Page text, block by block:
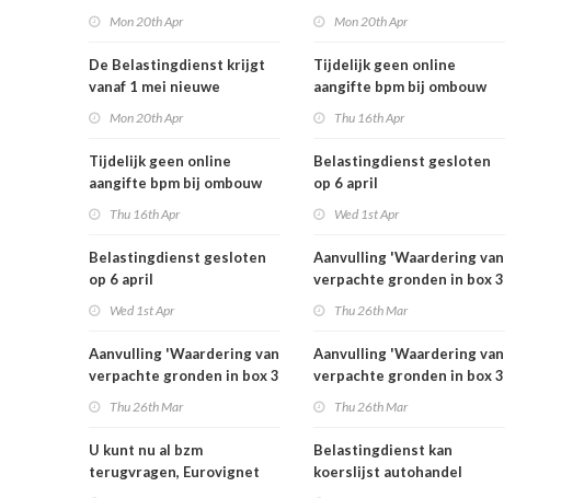
Mon 20th Apr
De Belastingdienst krijgt
vanaf 1 mei nieuwe
Mon 20th Apr
Tijdelijk geen online
aangifte bpm bij ombouw
Thu 16th Apr
Belastingdienst gesloten
op 6 april
Wed 1st Apr
Aanvulling 'Waardering van
verpachte gronden in box 3
Thu 26th Mar
U kunt nu al bzm
terugvragen, Eurovignet
Mon 20th Apr
Tijdelijk geen online
aangifte bpm bij ombouw
Thu 16th Apr
Belastingdienst gesloten
op 6 april
Wed 1st Apr
Aanvulling 'Waardering van
verpachte gronden in box 3
Thu 26th Mar
Aanvulling 'Waardering van
verpachte gronden in box 3
Thu 26th Mar
Belastingdienst kan
koerslijst autohandel